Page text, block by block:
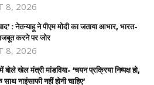
8, 2026
: नेतन्याहू ने पीएम मोदी का जताया आभार, भारत-
करने पर जोर
8, 2026
खेल मंत्री मांडविया- ‘चयन प्रक्रिया निष्पक्ष हो,
नाइंसाफी नहीं होनी चाहिए’